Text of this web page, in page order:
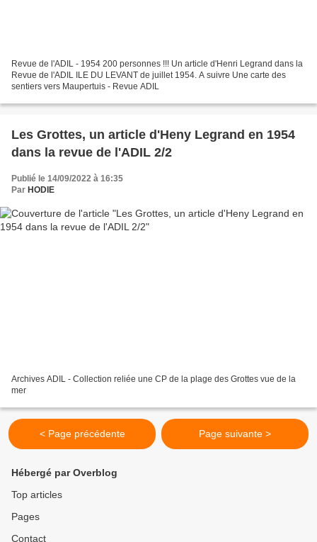
Revue de l'ADIL - 1954 200 personnes !!! Un article d'Henri Legrand dans la
Revue de l'ADIL ILE DU LEVANT de juillet 1954. A suivre Une carte des
sentiers vers Maupertuis - Revue ADIL
Les Grottes, un article d'Heny Legrand en 1954
dans la revue de l'ADIL 2/2
Publié le 14/09/2022 à 16:35
Par HODIE
Archives ADIL - Collection reliée une CP de la plage des Grottes vue de la
mer
< Page précédente Page suivante >
Hébergé par Overblog
Top articles
Pages
Contact